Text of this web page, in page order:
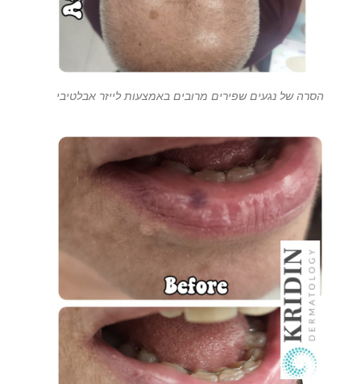
הסרה של נגעים שפירים מרובים באמצעות לייזר אבלטיבי